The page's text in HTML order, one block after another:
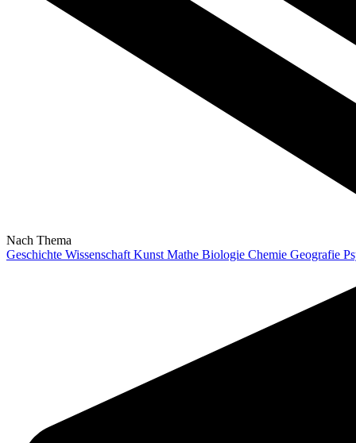
Nach Thema
Geschichte Wissenschaft Kunst Mathe Biologie Chemie Geografie